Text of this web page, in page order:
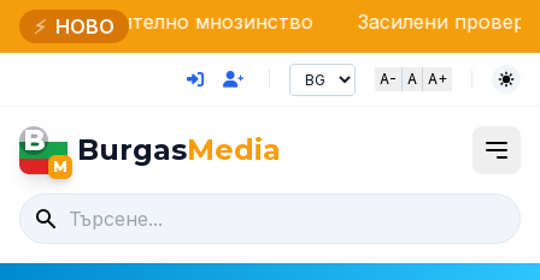
⚡ НОВО
мнозинство Засилени проверки на НАП и
A- A A+
B
M BurgasMedia